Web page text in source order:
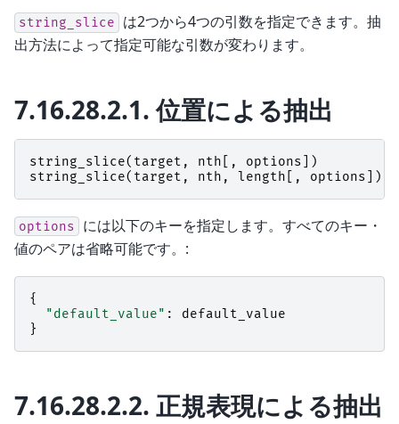
string_slice
は2つから4つの引数を指定できます。抽
出方法によって指定可能な引数が変わります。
7.16.28.2.1.位置による抽出
string_slice( target , nth [, options ])
string_slice( target , nth , length [, options ])
options
には以下のキーを指定します。すべてのキー・
値のペアは省略可能です。:
{
"default_value" :
default_value
}
7.16.28.2.2. 正規表現による抽出